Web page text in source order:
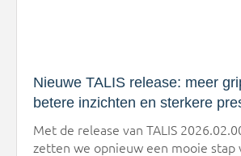
Nieuwe TALIS release: meer
betere inzichten en sterkere
Met de release van TALIS
zetten we opnieuw een mooie stap